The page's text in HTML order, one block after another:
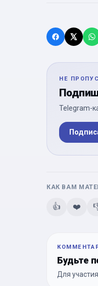
НЕ
Telegram-
КАК ВАМ
👍 ❤️
Будьте
Для